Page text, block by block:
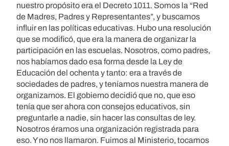
nuestro propósito era el Decreto 1011. Somos la “Red
de Madres, Padres y Representantes”, y buscamos
influir en las políticas educativas. Hubo una resolución
que se modificó, que era la manera de organizar la
participación en las escuelas. Nosotros, como padres,
nos habíamos dado esa forma desde la Ley de
Educación del ochenta y tanto: era a través de
sociedades de padres, y teníamos nuestra manera de
organizarnos. El gobierno decidió que no, que eso
tenía que ser ahora con consejos educativos, sin
preguntarle a nadie, sin hacer las consultas de ley.
Nosotros éramos una organización registrada para
eso. Y no nos llamaron. Fuimos al Ministerio, tocamos